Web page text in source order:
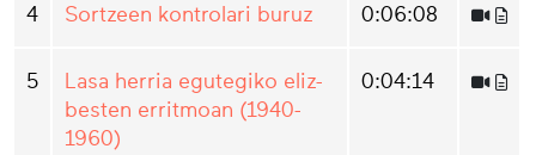
4 Sortzeen kontrolari buruz 0:06:08
5
Lasa herria egutegiko eliz-
besten erritmoan (1940-
1960)
0:04:14